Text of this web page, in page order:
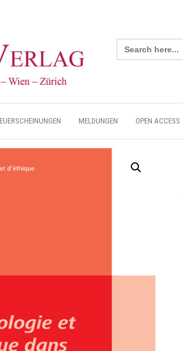
Search
for:
MELDUNGEN OPEN ACCESS